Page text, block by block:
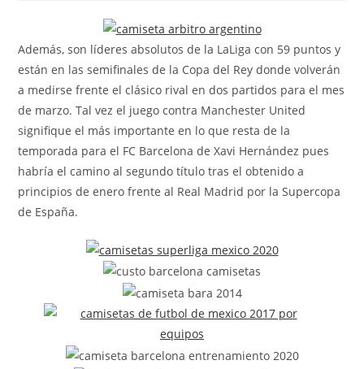
entrada:
entrada:
Además, son líderes absolutos de la LaLiga con 59 puntos y
están en las semifinales de la Copa del Rey donde volverán
a medirse frente el clásico rival en dos partidos para el mes
de marzo. Tal vez el juego contra Manchester United
signifique el más importante en lo que resta de la
temporada para el FC Barcelona de Xavi Hernández pues
habría el camino al segundo título tras el obtenido a
principios de enero frente al Real Madrid por la Supercopa
de España.